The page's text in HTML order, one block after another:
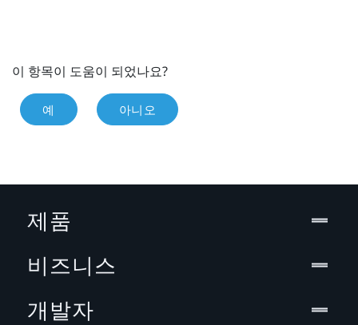
이 항목이 도움이 되었나요?
예 아니오
제품
비즈니스
개발자